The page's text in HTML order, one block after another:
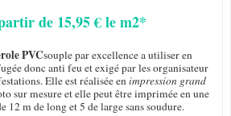
de 15,95 € le m2*
PVCsouple par excellence a utiliser en
donc anti feu et exigé par les organisateur
Elle est réalisée enimpression grand
sur mesure et elle peut être imprimée en une
12 m de long et 5 de large sans soudure.